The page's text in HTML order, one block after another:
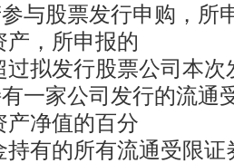
与股票发行申购，所
产，所申报的
过拟发行股票公司本
一家公司发行的流通
产净值的百分
持有的所有流通受限